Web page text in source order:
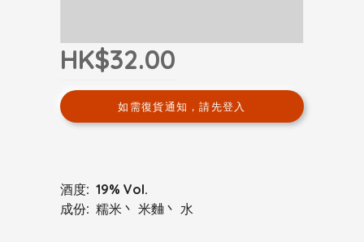
HK$32.00
如需復貨通知，請先登入
酒度: 19% Vol.
成份: 糯米丶 米麯丶 水